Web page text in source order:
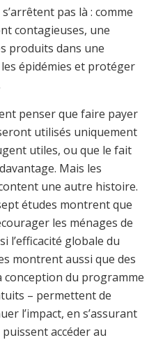
pas là : comme
contagieuses, une
produits dans une
épidémies et protéger
penser que faire payer
utilisés uniquement
utiles, ou que le fait
Mais les
une autre histoire.
études montrent que
les ménages de
l’efficacité globale du
montrent aussi que des
conception du programme
– permettent de
l’impact, en s’assurant
accéder au